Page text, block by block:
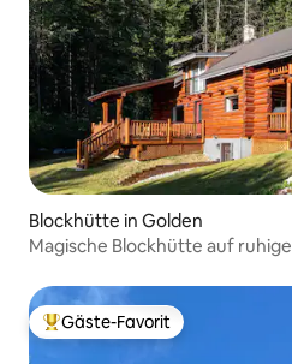
Blockhütte in Golden
Magische Blockhütte auf
Beliebter Gäste-Favorit.
Gäste-Favorit